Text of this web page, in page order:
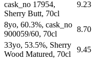
cask_no 17954,
Sherry Butt, 70cl
9.23
8yo, 60.3%, cask_no
900059/60, 70cl
8.70
33yo, 53.5%, Sherry
Wood Matured, 70cl
9.45